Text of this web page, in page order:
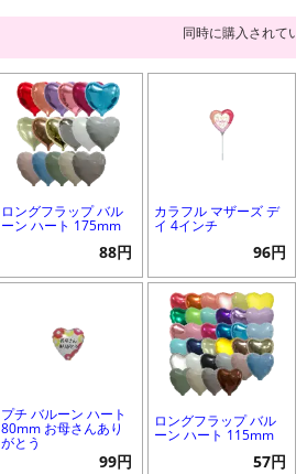
同時に購入されて
ロングフラップ バル
ーン ハート 175mm
88円
カラフル マザーズ デ
イ 4インチ
96円
プチ バルーン ハート
80mm お母さんあり
がとう
99円
ロングフラップ バル
ーン ハート 115mm
57円